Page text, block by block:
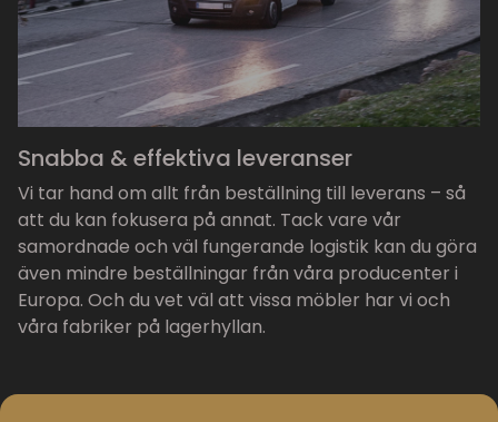
Snabba & effektiva leveranser
Vi tar hand om allt från beställning till leverans – så
att du kan fokusera på annat. Tack vare vår
samordnade och väl fungerande logistik kan du göra
även mindre beställningar från våra producenter i
Europa. Och du vet väl att vissa möbler har vi och
våra fabriker på lagerhyllan.